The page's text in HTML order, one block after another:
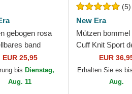
gebogen rosa
band
League
der New York
MLB von New
EUR 25,95
bis Dienstag,
Aug. 11
(5)
New Era
Mützen bommel
Cuff Knit Sport
Angeles
von New Era
EUR
Erhalten Sie es
Aug.